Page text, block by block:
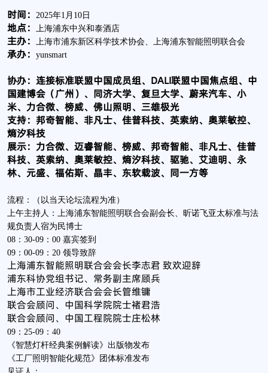
时间： 2025年1月10日
地点： 上海浦东中兴和泰酒店
主办： 上海市浦东新区科学技术协会、上海浦东智能照明联合会
承办： yunsmart
协办：连接标准联盟中国成员组、DALI联盟中国焦点组、中
国建博会（广州）、同济大学、复旦大学、蔚来汽车、小
米、力合微、榜威、佛山照明、三雄极光
支持：邦奇智能、非凡士、佳普科技、英索纳、奥莱敏控、
熵汐科技
展示：力合微、迈睿智能、榜威、邦奇智能、非凡士、佳普
科技、英索纳、奥莱敏控、熵汐科技、驱驰、艾迪明、永
林、元盛、福佑斯、晶丰、东软载波、同一方等
流程：（以当天论坛流程为准）
上午主持人：上海浦东智能照明联合会副会长、昕诺飞亚太标准与法
规负责人宿为民博士
08：30-09：00 嘉宾签到
09：00-09：20 领导致辞
上海浦东智能照明联合会会长李志君 致欢迎辞
浦东科协党组书记、常务副主席顾兵
上海市工业经济联合会会长管维镛
联合会顾问、中国科学院院士褚君浩
联合会顾问、中国工程院院士庄松林
09：25-09：40
《智慧灯杆经典案例解读》出版物发布
《工厂照明智能化规范》团体标准发布